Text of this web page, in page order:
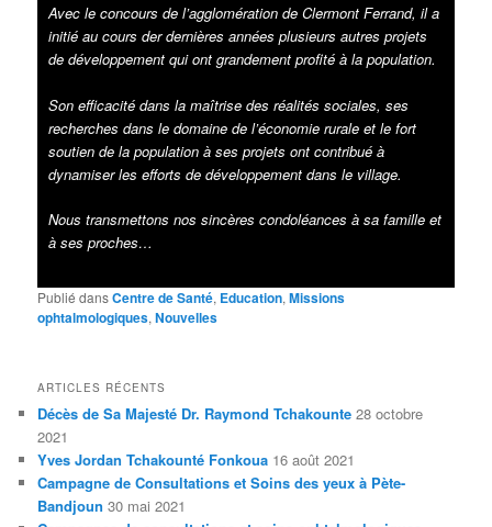
Avec le concours de l’agglomération de Clermont Ferrand, il a
initié au cours der dernières années plusieurs autres projets
de développement qui ont grandement profité à la population.
Son efficacité dans la maîtrise des réalités sociales, ses
recherches dans le domaine de l’économie rurale et le fort
soutien de la population à ses projets ont contribué à
dynamiser les efforts de développement dans le village.
Nous transmettons nos sincères condoléances à sa famille et
à ses proches…
Publié dansCentre de Santé, Education,Missions
ophtalmologiques,Nouvelles
ARTICLES RÉCENTS
Décès de Sa Majesté Dr. Raymond Tchakounte 28 octobre
2021
Yves Jordan Tchakounté Fonkoua 16 août 2021
Campagne de Consultations et Soins des yeux à Pète-
Bandjoun 30 mai 2021